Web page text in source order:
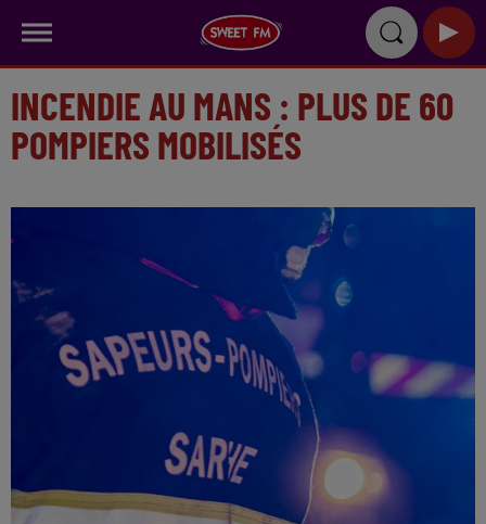
INCENDIE AU MANS : PLUS DE 60
POMPIERS MOBILISÉS